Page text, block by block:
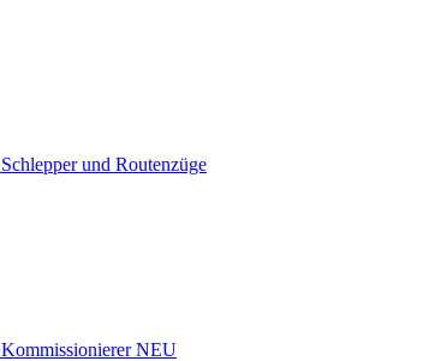
Schlepper und Routenzüge
Kommissionierer NEU